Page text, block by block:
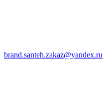
brand.santeh.zakaz@yandex.ru